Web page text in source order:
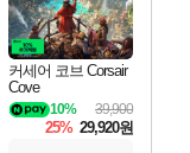
커세어 코브 Corsair
Cove
39,900
10%
25% 29,920원